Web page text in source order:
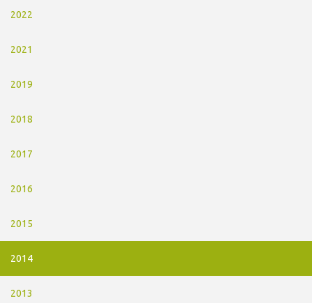
2022
2021
2019
2018
2017
2016
2015
2014
2013